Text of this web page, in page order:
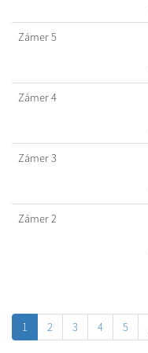
Zámer 5
Zámer 4
Zámer 3
Zámer 2
1 2 3 4 5